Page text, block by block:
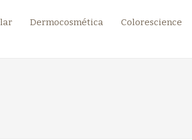
Dermocosmética
Colorescience